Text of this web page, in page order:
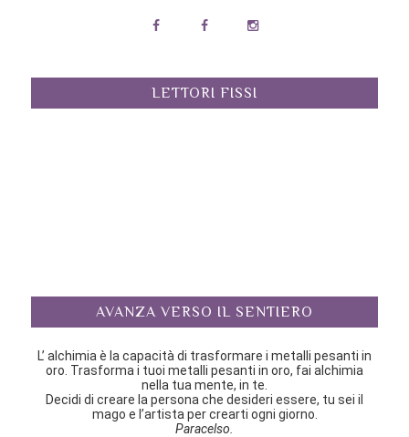
LETTORI FISSI
AVANZA VERSO IL SENTIERO
L’ alchimia è la capacità di trasformare i metalli pesanti in
oro. Trasforma i tuoi metalli pesanti in oro, fai alchimia
nella tua mente, in te.
Decidi di creare la persona che desideri essere, tu sei il
mago e l’artista per crearti ogni giorno.
Paracelso.